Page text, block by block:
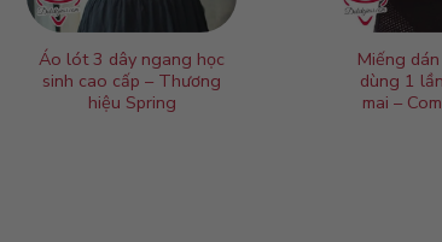
Áo lót 3 dây ngang học
sinh cao cấp – Thương
hiệu Spring
Miếng
dùng 1
mai –